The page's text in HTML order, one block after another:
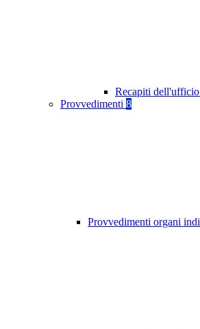
Recapiti dell'ufficio
Provvedimenti 8
Provvedimenti organi